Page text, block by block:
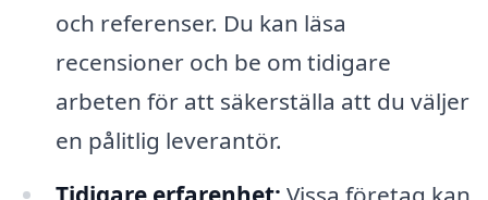
och referenser. Du kan läsa
recensioner och be om tidigare
arbeten för att säkerställa att du väljer
en pålitlig leverantör.